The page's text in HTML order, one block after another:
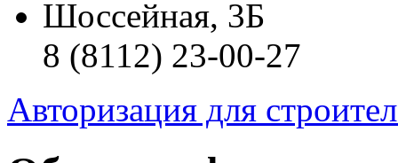
Шоссейная, 3Б
8 (8112) 23-00-27
Авторизация для